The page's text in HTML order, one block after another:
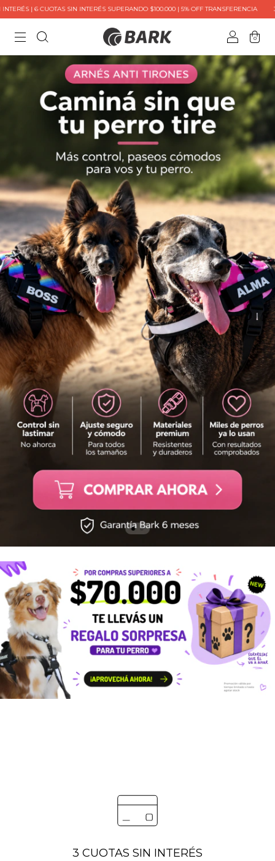
CUOTAS SIN INTERÉS SUPERANDO $100.000 | 5% OFF TRANSFERENCIA 3 CUOTAS
0
3 CUOTAS SIN INTERÉS